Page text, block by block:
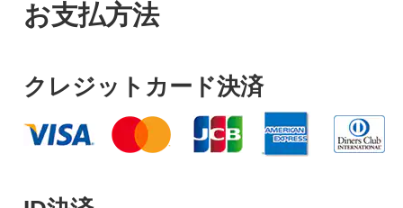
お支払方法
クレジットカード決済